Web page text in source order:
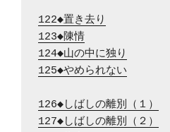
122◆置き去り
123◆陳情
124◆山の中に独り
125◆やめられない
126◆しばしの離別（１）
127◆しばしの離別（２）